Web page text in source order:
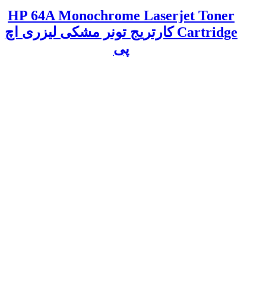
HP 64A Monochrome Laserjet Toner
Cartridge کارتریج تونر مشکی لیزری اچ